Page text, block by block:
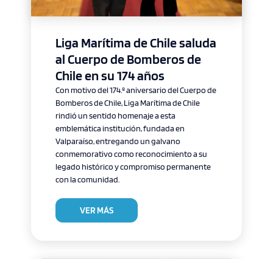
Liga Marítima de Chile saluda
al Cuerpo de Bomberos de
Chile en su 174 años
Con motivo del 174.º aniversario del Cuerpo de
Bomberos de Chile, Liga Marítima de Chile
rindió un sentido homenaje a esta
emblemática institución, fundada en
Valparaíso, entregando un galvano
conmemorativo como reconocimiento a su
legado histórico y compromiso permanente
con la comunidad.
VER MÁS